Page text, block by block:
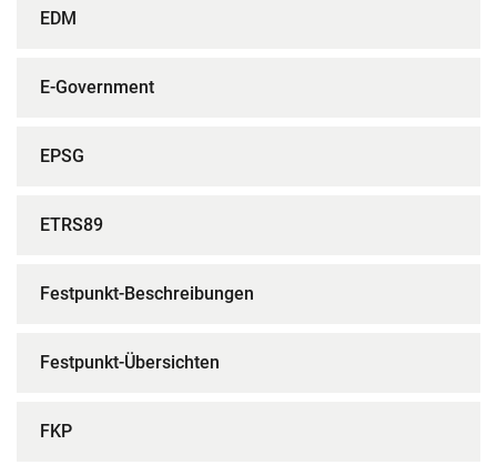
EDM
E-Government
EPSG
ETRS89
Festpunkt-Beschreibungen
Festpunkt-Übersichten
FKP